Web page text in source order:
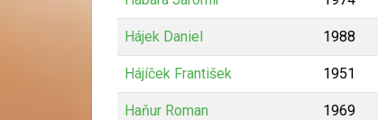
Hájek Daniel 1988
Hájíček František 1951
Haňur Roman 1969